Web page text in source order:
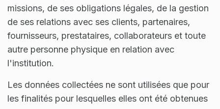
missions, de ses obligations légales, de la gestion
de ses relations avec ses clients, partenaires,
fournisseurs, prestataires, collaborateurs et toute
autre personne physique en relation avec
l'institution.
Les données collectées ne sont utilisées que pour
les finalités pour lesquelles elles ont été obtenues